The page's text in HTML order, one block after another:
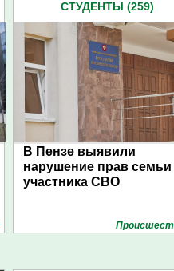
СТУДЕНТЫ (259)
В Пензе выявили
нарушение прав семьи
участника СВО